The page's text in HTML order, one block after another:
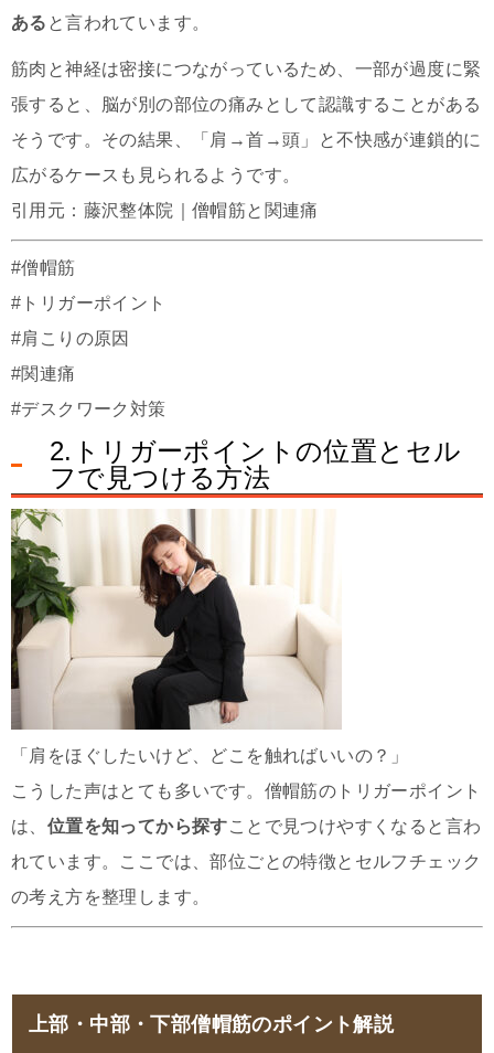
ある と言われています。
筋肉と神経は密接につながっているため、一部が過度に緊
張すると、脳が別の部位の痛みとして認識することがある
そうです。その結果、「肩→首→頭」と不快感が連鎖的に
広がるケースも見られるようです。
引用元：藤沢整体院｜僧帽筋と関連痛
#僧帽筋
#トリガーポイント
#肩こりの原因
#関連痛
#デスクワーク対策
2.トリガーポイントの位置とセル
フで見つける方法
「肩をほぐしたいけど、どこを触ればいいの？」
こうした声はとても多いです。僧帽筋のトリガーポイント
は、 位置を知ってから探すことで見つけやすくなると言わ
れています。ここでは、部位ごとの特徴とセルフチェック
の考え方を整理します。
上部・中部・下部僧帽筋のポイント解説